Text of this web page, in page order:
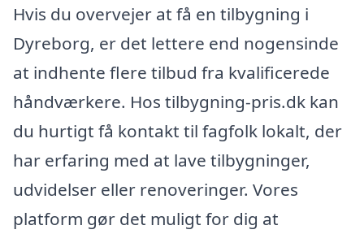
Hvis du overvejer at få en tilbygning i
Dyreborg, er det lettere end nogensinde
at indhente flere tilbud fra kvalificerede
håndværkere. Hos tilbygning-pris.dk kan
du hurtigt få kontakt til fagfolk lokalt, der
har erfaring med at lave tilbygninger,
udvidelser eller renoveringer. Vores
platform gør det muligt for dig at